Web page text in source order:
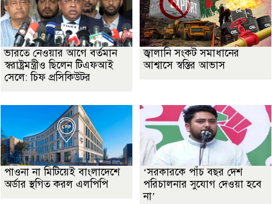
ভারতে নেওয়ার আগে বর্তমান
স্বরাষ্ট্রমন্ত্রীও ছিলেন টিএফআই
সেলে: চিফ প্রসিকিউটর
জ্বালানি সংকট সমাধানের
আশ্বাসে স্বস্তির আভাস
পাওনা না মিটিয়েই বাংলাদেশে
অর্ডার স্থগিত করল এলপিপি
‘সরকারকে পাঁচ বছর দেশ
পরিচালনার সুযোগ দেওয়া হবে
না’